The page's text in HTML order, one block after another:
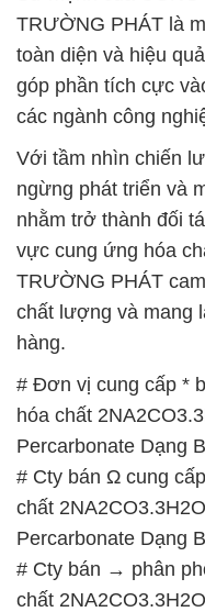
TRƯỜNG PHÁT là
toàn diện và hiệu
góp phần tích cực
các ngành công
Với tầm nhìn chiến
ngừng phát triển và
nhằm trở thành đối
vực cung ứng hóa
TRƯỜNG PHÁT
chất lượng và mang
hàng.
# Đơn vị cung cấp *
hóa chất
Percarbonate Dạng
# Cty bán Ω cung
chất
Percarbonate Dạng
# Cty bán → phân
chất